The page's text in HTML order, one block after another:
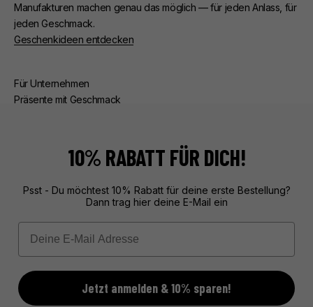
Manufakturen machen genau das möglich — für jeden Anlass, für
jeden Geschmack.
Geschenkideen entdecken
Für Unternehmen
Präsente mit Geschmack
Exklusive Geschenke aus Frankreich, unvergesslich verpackt.
Mehr über unseren Service erfahren
10% RABATT FÜR DICH!
Psst - Du möchtest 10% Rabatt für deine erste Bestellung?
Dann trag hier deine E-Mail ein
Email
Jetzt anmelden & 10% sparen!